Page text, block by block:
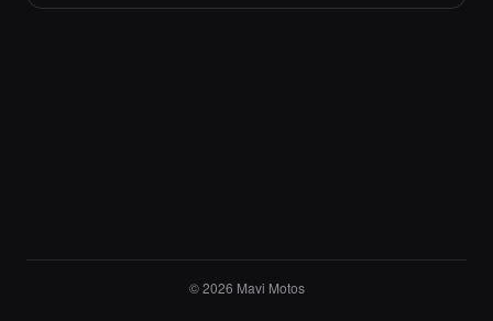
© 2026 Mavi Motos